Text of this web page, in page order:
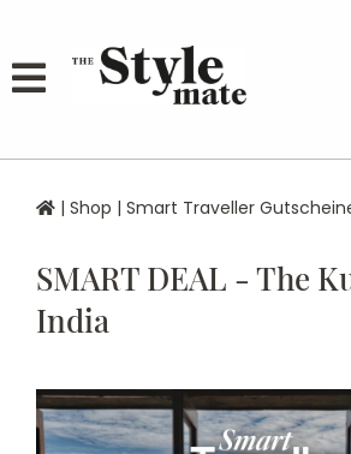
| Shop | Smart Traveller
SMART DEAL - The
India